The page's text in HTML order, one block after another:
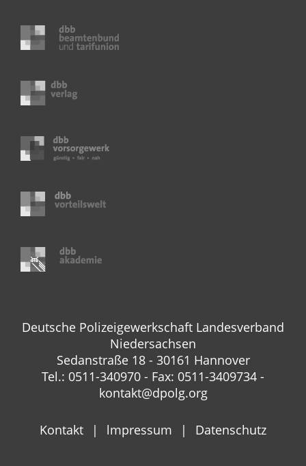
Deutsche Polizeigewerkschaft Landesverband
Niedersachsen
Sedanstraße 18 - 30161 Hannover
Tel.: 0511-340970 - Fax: 0511-3409734 -
kontakt@dpolg.org
Kontakt lmpressum Datenschutz